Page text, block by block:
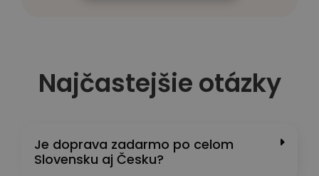
Najčastejšie otázky
Je doprava zadarmo po celom
Slovensku aj Česku?